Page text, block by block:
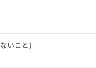
いこと)
準価格照会結果は、記載し
された時点での実際の在庫
1000ppm以下、 カドミウム
下、ポリ臭化ビフェニル類(PBB)
については閾値を超える意図的な使
社販売部門へお問い合わせ
: 1000ppm、 Cd(カドミウム) :
、 PBBs(ポリ臭化ビフェニル類) :
、 DIBP(フタル酸ジイソブチ
ヘキシル)) : 1000ppm
破棄する場合は、完全に破
、核兵器、ミサイル、化学
在庫あり